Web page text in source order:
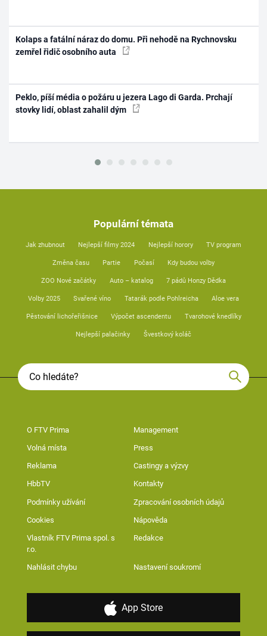
Kolaps a fatální náraz do domu. Při nehodě na Rychnovsku
zemřel řidič osobního auta
Peklo, píší média o požáru u jezera Lago di Garda. Prchají
stovky lidí, oblast zahalil dým
Populární témata
Jak zhubnout Nejlepší filmy 2024 Nejlepší horory TV program
Změna času Partie Počasí Kdy budou volby
ZOO Nové začátky Auto – katalog 7 pádů Honzy Dědka
Volby 2025 Svařené víno Tatarák podle Pohlreicha Aloe vera
Pěstování lichořeřišnice Výpočet ascendentu Tvarohové knedlíky
Nejlepší palačinky Švestkový koláč
O FTV Prima Management
Volná místa Press
Reklama Castingy a výzvy
HbbTV Kontakty
Podmínky užívání Zpracování osobních údajů
Cookies Nápověda
Vlastník FTV Prima spol. s
r.o.
Redakce
Nahlásit chybu Nastavení soukromí
App Store